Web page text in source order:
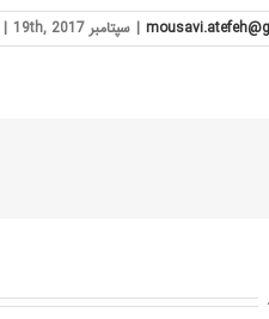
| سپتامبر 19th, 2017 |